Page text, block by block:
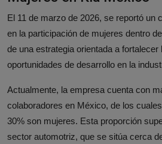
El 11 de marzo de 2026, se reportó un
en la participación de mujeres dentro
de una estrategia orientada a
oportunidades de desarrollo en la
Actualmente, la empresa cuenta con
colaboradores en México, de los
30% son mujeres. Esta proporción
sector automotriz, que se sitúa cerca